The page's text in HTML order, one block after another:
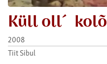
Küll oll´ kolõ
2008
Tiit Sibul